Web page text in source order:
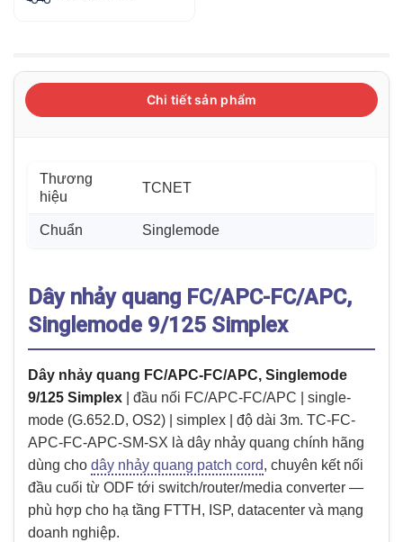
Chi tiết sản phẩm
Thương
hiệu
TCNET
Chuẩn Singlemode
Dây nhảy quang FC/APC-FC/APC,
Singlemode 9/125 Simplex
Dây nhảy quang FC/APC-FC/APC, Singlemode
9/125 Simplex | đầu nối FC/APC-FC/APC | single-
mode (G.652.D, OS2) | simplex | độ dài 3m. TC-FC-
APC-FC-APC-SM-SX là dây nhảy quang chính hãng
dùng cho dây nhảy quang patch cord, chuyên kết nối
đầu cuối từ ODF tới switch/router/media converter —
phù hợp cho hạ tầng FTTH, ISP, datacenter và mạng
doanh nghiệp.